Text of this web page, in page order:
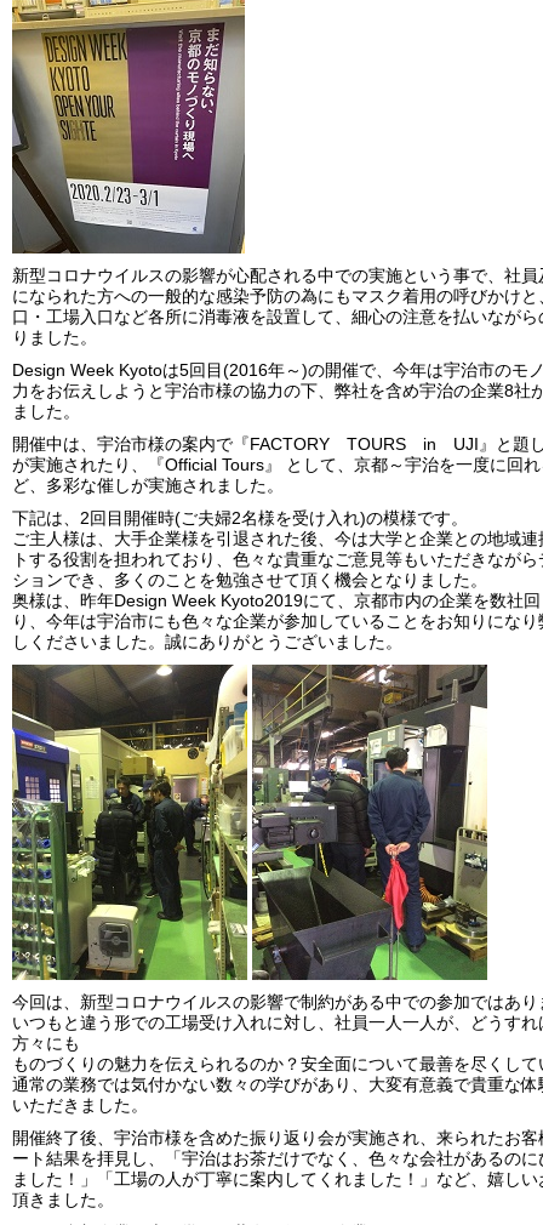
新型コロナウイルスの影響が心配される中での実施という事で、社
になられた方への一般的な感染予防の為にもマスク着用の呼びかけ
口・工場入口など各所に消毒液を設置して、細心の注意を払いなが
りました。
Design Week Kyotoは5回目(2016年～)の開催で、今年は宇治市のモ
力をお伝えしようと宇治市様の協力の下、弊社を含め宇治の企業8社
ました。
開催中は、宇治市様の案内で『FACTORY TOURS in UJI』と題
が実施されたり、『Official Tours』 として、京都～宇治を一度に回
ど、多彩な催しが実施されました。
下記は、2回目開催時(ご夫婦2名様を受け入れ)の模様です。
ご主人様は、大手企業様を引退された後、今は大学と企業との地域
トする役割を担われており、色々な貴重なご意見等もいただきなが
ションでき、多くのことを勉強させて頂く機会となりました。
奥様は、昨年Design Week Kyoto2019にて、京都市内の企業を数社
り、今年は宇治市にも色々な企業が参加していることをお知りにな
しくださいました。誠にありがとうございました。
今回は、新型コロナウイルスの影響で制約がある中での参加ではあり
いつもと違う形での工場受け入れに対し、社員一人一人が、どうすれ
方々にも
ものづくりの魅力を伝えられるのか？安全面について最善を尽くし
通常の業務では気付かない数々の学びがあり、大変有意義で貴重な体
いただきました。
開催終了後、宇治市様を含めた振り返り会が実施され、来られたお
ート結果を拝見し、「宇治はお茶だけでなく、色々な会社があるの
ました！」「工場の人が丁寧に案内してくれました！」など、嬉し
頂きました。